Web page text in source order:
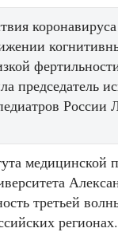
председатель
России
медицинской
третьей
регионах.